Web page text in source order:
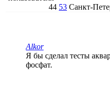
44 53 Санкт-
Alkor
Я бы сделал тесты
фосфат.